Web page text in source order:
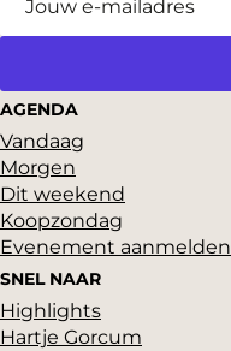
AGENDA
Vandaag
Morgen
Dit weekend
Koopzondag
Evenement aanmelden
SNEL NAAR
Highlights
Hartje Gorcum